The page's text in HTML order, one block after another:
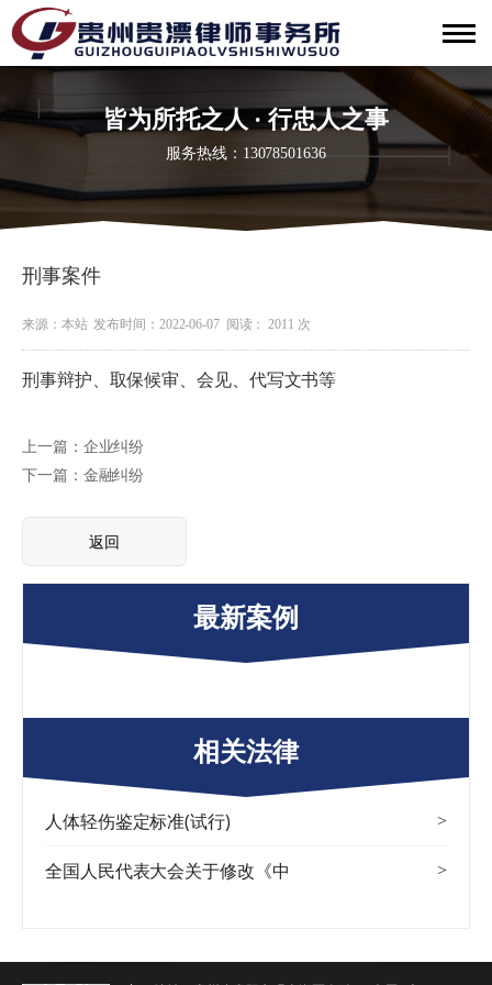
皆为所托之人 · 行忠人之事
服务热线：13078501636
刑事案件
来源：本站发布时间：2022-06-07 阅读： 2011 次
刑事辩护 、取保候审 、会见、代写文书等
上一篇：企业纠纷
下一篇：金融纠纷
返回
最新案例
相关法律
人体轻伤鉴定标准(试行) >
全国人民代表大会关于修改《中 >